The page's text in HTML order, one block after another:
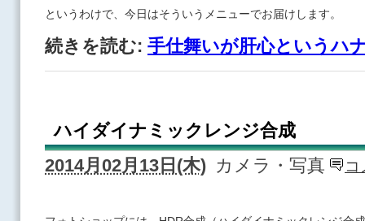
というわけで、今日はそういうメニューでお届けします。
続きを読む: 手仕舞いが肝心というハ
ハイダイナミックレンジ合成
2014月02月13日(木) カメラ・写真